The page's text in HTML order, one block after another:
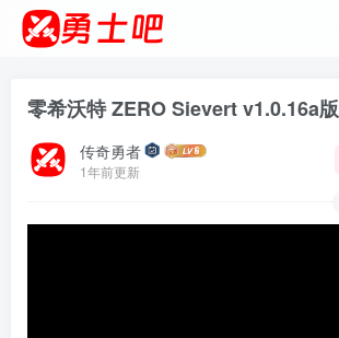
零希沃特 ZERO Sievert v1.0.16a
传奇勇者
1年前更新